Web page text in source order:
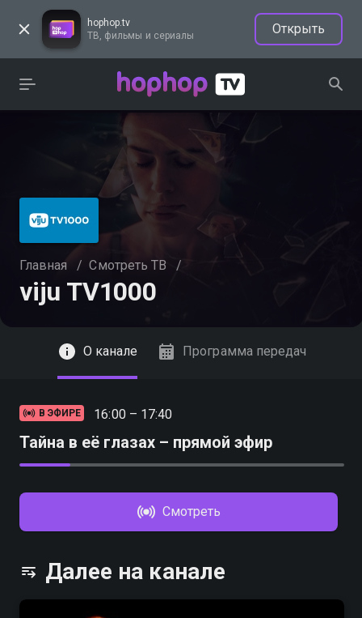
hophop.tv
ТВ, фильмы и сериалы
Открыть
Главная / Смотреть ТВ /
viju TV1000
О канале Программа передач
В ЭФИРЕ 16:00 – 17:40
Тайна в её глазах – прямой эфир
Смотреть
Далее на канале